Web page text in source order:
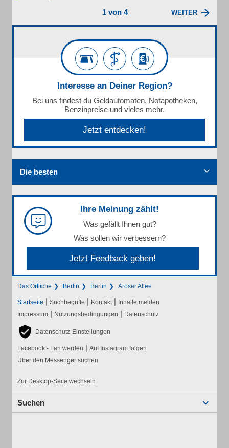
1 von 4 WEITER
Interesse an Deiner Region?
Bei uns findest du Geldautomaten, Notapotheken,
Benzinpreise und vieles mehr.
Jetzt entdecken!
Die besten
Ihre Meinung zählt!
Was gefällt Ihnen gut?
Was sollen wir verbessern?
Jetzt Feedback geben!
Das Örtliche Berlin Berlin Aroser Allee
Startseite | Suchbegriffe | Kontakt | Inhalte melden
Impressum | Nutzungsbedingungen | Datenschutz
Datenschutz-Einstellungen
Facebook - Fan werden | Auf Instagram folgen
Über den Messenger suchen
Zur Desktop-Seite wechseln
Suchen